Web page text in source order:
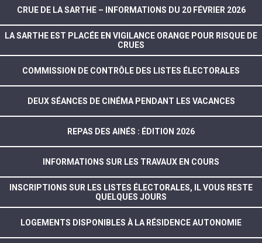
CRUE DE LA SARTHE – INFORMATIONS DU 20 FÉVRIER 2026
LA SARTHE EST PLACÉE EN VIGILANCE ORANGE POUR RISQUE DE
CRUES
COMMISSION DE CONTRÔLE DES LISTES ÉLECTORALES
DEUX SÉANCES DE CINÉMA PENDANT LES VACANCES
REPAS DES AINÉS : ÉDITION 2026
INFORMATIONS SUR LES TRAVAUX EN COURS
INSCRIPTIONS SUR LES LISTES ÉLECTORALES, IL VOUS RESTE
QUELQUES JOURS
LOGEMENTS DISPONIBLES À LA RÉSIDENCE AUTONOMIE